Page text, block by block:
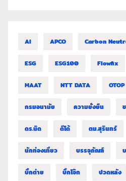
AI APCO Carbon
ESG ESG100 Flowfix
MAAT NTT DATA OTOP
กรมอนามัย ความยั่งยืน
ดร.นิด ดีโด้ ตม.สุรินทร์
นักท่องเที่ยว บรรจุภัณฑ์
บิ๊กต่าย บิ๊กโจ๊ก ปวดหลัง